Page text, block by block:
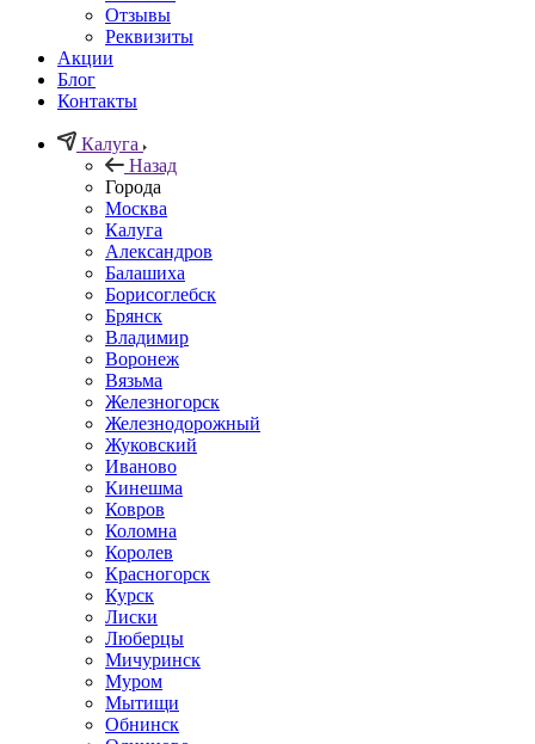
Отзывы
Реквизиты
Акции
Блог
Контакты
Калуга
Назад
Города
Москва
Калуга
Александров
Балашиха
Борисоглебск
Брянск
Владимир
Воронеж
Вязьма
Железногорск
Железнодорожный
Жуковский
Иваново
Кинешма
Ковров
Коломна
Королев
Красногорск
Курск
Лиски
Люберцы
Мичуринск
Муром
Мытищи
Обнинск